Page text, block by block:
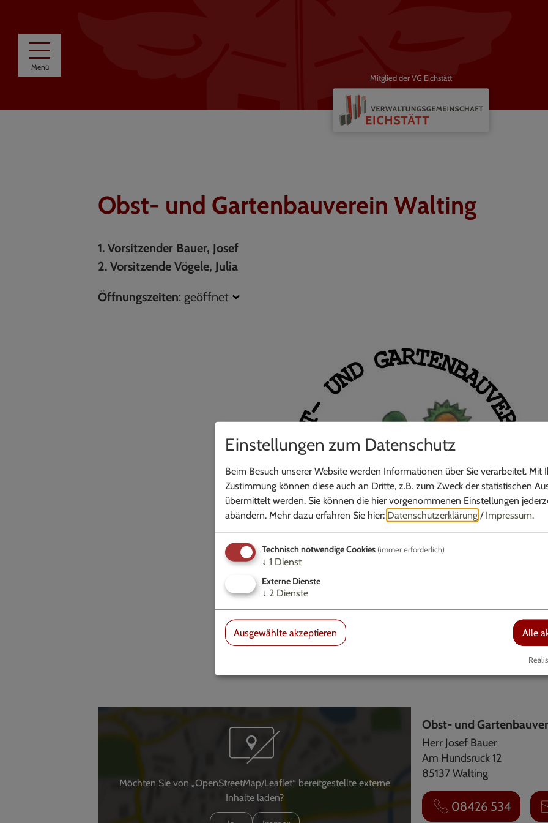
Menü
Mitglied der VG Eichstätt
Obst- und Gartenbauverein Walting
1. Vorsitzender Bauer, Josef
2. Vorsitzende Vögele, Julia
Öffnungszeiten: geöffnet
Möchten Sie von „OpenStreetMap/Leaflet“ bereitgestellte externe
Inhalte laden?
Obst- und
Herr Josef Bauer
Am Hundsruck 12
85137 Walting
08426 534
Einstellungen zum Datenschutz
Beim Besuch unserer Website werden Informationen über Sie verarbeitet. Mit
Zustimmung können diese auch an Dritte, z.B. zum Zweck der statistischen
übermittelt werden. Sie können die hier vorgenommenen Einstellungen
abändern. Mehr dazu erfahren Sie hier: Datenschutzerklärung / Impressum.
Technisch notwendige Cookies (immer erforderlich)
↓ 1 Dienst
Externe Dienste
↓ 2 Dienste
Ausgewählte akzeptieren Alle